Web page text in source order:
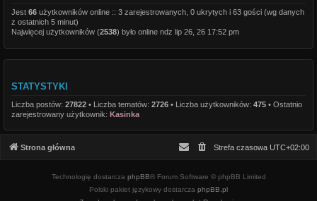
Jest 66 użytkowników online :: 3 zarejestrowanych, 0 ukrytych i 63 gości (wg danych
z ostatnich 5 minut)
Najwięcej użytkowników (2538) było online ndz lip 26, 26 17:52 pm
STATYSTYKI
Liczba postów: 27822 • Liczba tematów: 2726 • Liczba użytkowników: 475 • Ostatnio
zarejestrowany użytkownik: Kasinka
Strona główna Strefa czasowa UTC+02:00
Technologię dostarcza phpBB® Forum Software © phpBB Limited
Polski pakiet językowy dostarcza phpBB.pl